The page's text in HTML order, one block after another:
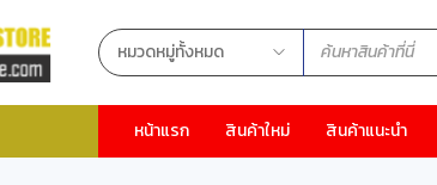
หน้าแรก สินค้าใหม่ สินค้าแนะนำ